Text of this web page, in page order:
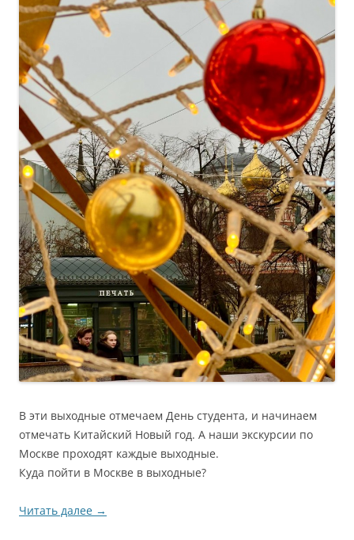
В эти выходные отмечаем День студента, и начинаем
отмечать Китайский Новый год. А наши экскурсии по
Москве проходят каждые выходные.
Куда пойти в Москве в выходные?
Читать далее →